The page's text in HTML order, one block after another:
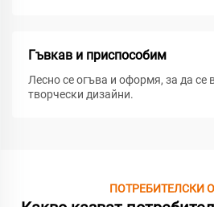
Гъвкав и приспособим
Лесно се огъва и оформя, за да се
творчески дизайни.
ПОТРЕБИТЕЛСКИ